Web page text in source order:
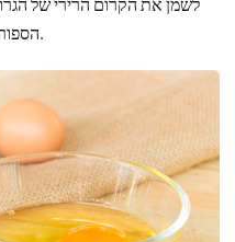
לשמן את הקרום הרירי של
הספורט בגלל הכמות הגדולה של חלבון טהור.